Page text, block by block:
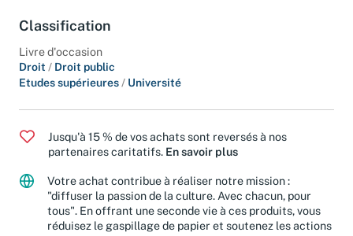
Classification
Livre d'occasion
Droit / Droit public
Etudes supérieures / Université
Jusqu'à 15 % de vos achats sont reversés à nos
partenaires caritatifs. En savoir plus
Votre achat contribue à réaliser notre mission :
"diffuser la passion de la culture. Avec chacun, pour
tous". En offrant une seconde vie à ces produits, vous
réduisez le gaspillage de papier et soutenez les actions